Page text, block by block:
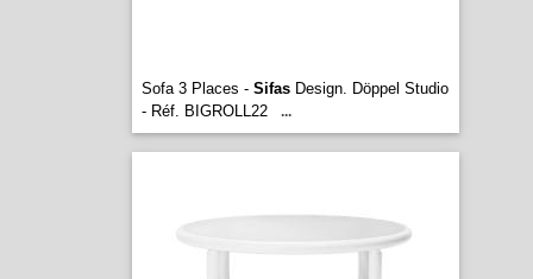
Sofa 3 Places - SifasDesign. Döppel Studio
- Réf. BIGROLL22
...